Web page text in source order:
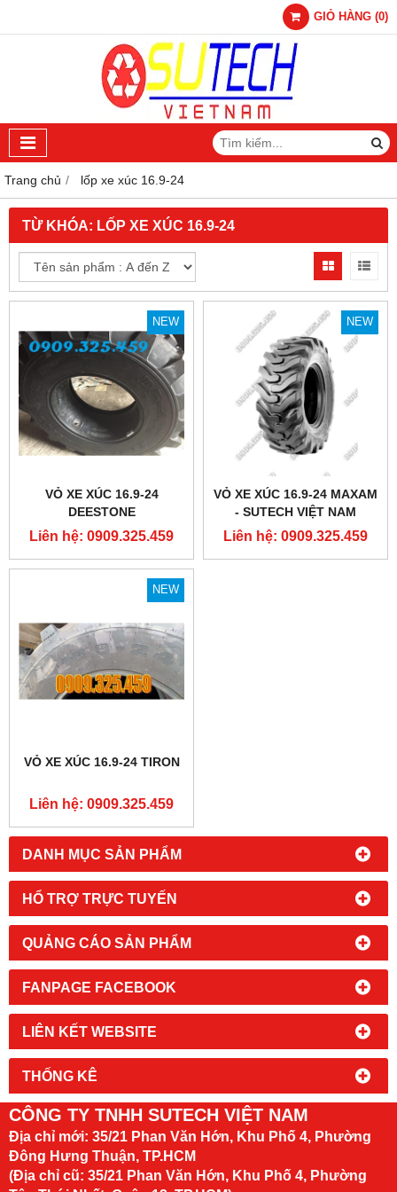
GIỎ HÀNG (0)
Trang chủ lốp xe xúc 16.9-24
DANH MỤC SẢN PHẨM
HỔ TRỢ TRỰC TUYẾN
QUẢNG CÁO SẢN PHẨM
FANPAGE FACEBOOK
LIÊN KẾT WEBSITE
THỐNG KÊ
TỪ KHÓA: LỐP XE XÚC 16.9-24
NEW
VỎ XE XÚC 16.9-24
DEESTONE
Liên hệ: 0909.325.459
NEW
VỎ XE XÚC 16.9-24 MAXAM
- SUTECH VIỆT NAM
Liên hệ: 0909.325.459
NEW
VỎ XE XÚC 16.9-24 TIRON
Liên hệ: 0909.325.459
CÔNG TY TNHH SUTECH VIỆT NAM
Địa chỉ mới: 35/21 Phan Văn Hớn, Khu Phố 4, Phường
Đông Hưng Thuận, TP.HCM
(Địa chỉ cũ: 35/21 Phan Văn Hớn, Khu Phố 4, Phường